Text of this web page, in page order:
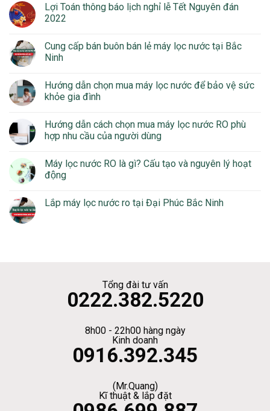
Lợi Toán thông báo lịch nghỉ lễ Tết Nguyên đán
2022
Cung cấp bán buôn bán lẻ máy lọc nước tại Bắc
Ninh
Hướng dẫn chọn mua máy lọc nước để bảo vệ sức
khỏe gia đình
Hướng dẫn cách chọn mua máy lọc nước RO phù
hợp nhu cầu của người dùng
Máy lọc nước RO là gì? Cấu tạo và nguyên lý hoạt
động
Lắp máy lọc nước ro tại Đại Phúc Bắc Ninh
Tổng đài tư vấn
0222.382.5220
8h00 - 22h00 hàng ngày
Kinh doanh
0916.392.345
(Mr.Quang)
Kĩ thuật & lắp đặt